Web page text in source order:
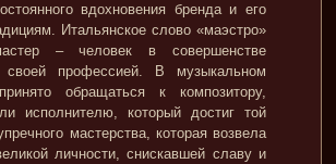
вдохновения бренда и его
Итальянское слово «маэстро»
– человек в совершенстве
профессией. В музыкальном
обращаться к композитору,
исполнителю, который достиг той
мастерства, которая возвела
личности, снискавшей славу и